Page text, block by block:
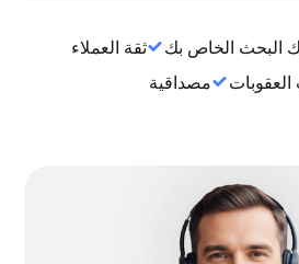
البحث الخاص بك
ثقة العملاء
مصداقية